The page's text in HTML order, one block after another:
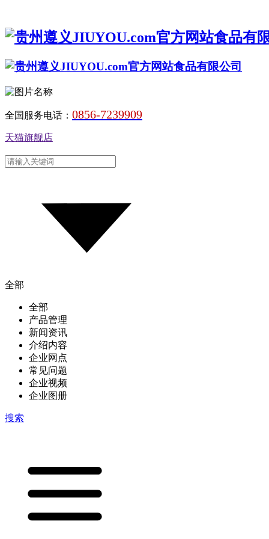
全国服务电话： 0856-7239909
天猫旗舰店
全部
全部
产品管理
新闻资讯
介绍内容
企业网点
常见问题
企业视频
企业图册
搜索